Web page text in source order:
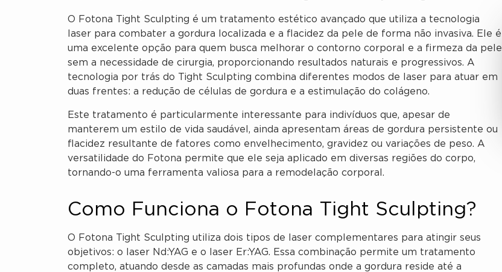
O Fotona Tight Sculpting é um tratamento estético avançado que utiliza a tecnologia
laser para combater a gordura localizada e a flacidez da pele de forma não invasiva. Ele é
uma excelente opção para quem busca melhorar o contorno corporal e a firmeza da pele
sem a necessidade de cirurgia, proporcionando resultados naturais e progressivos. A
tecnologia por trás do Tight Sculpting combina diferentes modos de laser para atuar em
duas frentes: a redução de células de gordura e a estimulação do colágeno.
Este tratamento é particularmente interessante para indivíduos que, apesar de
manterem um estilo de vida saudável, ainda apresentam áreas de gordura persistente ou
flacidez resultante de fatores como envelhecimento, gravidez ou variações de peso. A
versatilidade do Fotona permite que ele seja aplicado em diversas regiões do corpo,
tornando-o uma ferramenta valiosa para a remodelação corporal.
Como Funciona o Fotona Tight Sculpting?
O Fotona Tight Sculpting utiliza dois tipos de laser complementares para atingir seus
objetivos: o laser Nd:YAG e o laser Er:YAG. Essa combinação permite um tratamento
completo, atuando desde as camadas mais profundas onde a gordura reside até a